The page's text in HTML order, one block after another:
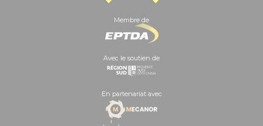
Membre de
Avec le soutien de
En partenariat avec